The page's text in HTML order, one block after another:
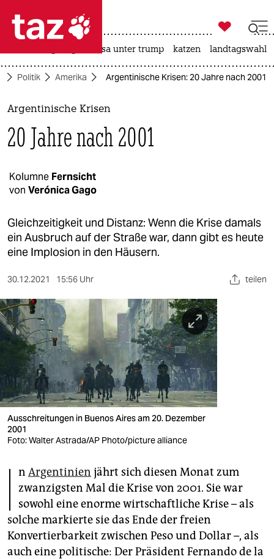
 taz zahl ich
taz zahl ich
themen
politik
gesellschaft
kultur
sport
berlin
nord
wahrheit
verlag
verlag
veranstaltungen
shop
unterstützen
abo
genossenschaft
epaper login

taz zahl ich
usa unter trump katzen landtagswahl
Politik Amerika Argentinische Krisen: 20 Jahre nach 2001
Argentinische Krisen
20 Jahre nach 2001
Kolumne Fernsicht
von Verónica Gago
Gleichzeitigkeit und Distanz: Wenn die Krise damals
ein Ausbruch auf der Straße war, dann gibt es heute
eine Implosion in den Häusern.
30.12.2021 15:56 Uhr teilen
Ausschreitungen in Buenos Aires am 20. Dezember
2001
Foto: Walter Astrada/AP Photo/picture alliance
I n Argentinien jährt sich diesen Monat zum
zwanzigsten Mal die Krise von 2001. Sie war
sowohl eine enorme wirtschaftliche Krise – als
solche markierte sie das Ende der freien
Konvertierbarkeit zwischen Peso und Dollar –, als
auch eine politische: Der Präsident Fernando de la